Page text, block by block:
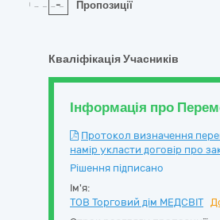
- Пропозиції
Кваліфікація Учасників
Інформація про
Протокол визначення
намір укласти договір про
Рішення підписано
Ім'я:
ТОВ Торговий дім МЕДСВІТ